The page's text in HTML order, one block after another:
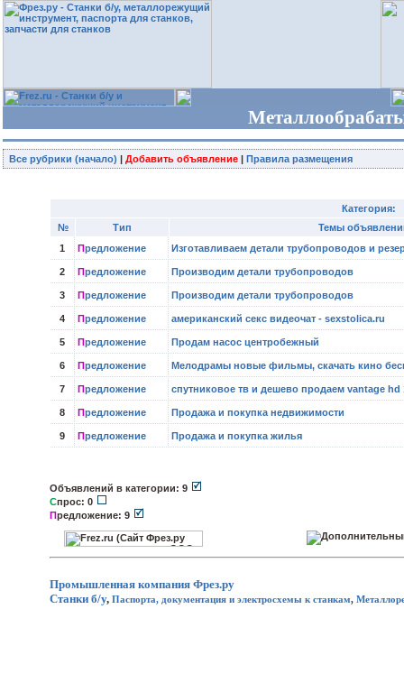
Все рубрики (начало) | Добавить объявление | Правила размещения
Категория:
№
Тип
Темы
1
Предложение Изготавливаем детали трубопроводов и
2 Предложение Производим детали трубопроводов
3 Предложение Производим детали трубопроводов
4 Предложение американский секс видеочат - sexstolica.ru
5 Предложение Продам насос центробежный
6 Предложение Мелодрамы новые фильмы, скачать кино
7 Предложение спутниковое тв и дешево продаем vantage hd
8 Предложение Продажа и покупка недвижимости
9 Предложение Продажа и покупка жилья
Объявлений в категории: 9
Спрос: 0
Предложение: 9
Промышленная компания Фрез.ру
Станки б/у, Паспорта, документация и электросхемы к станкам,